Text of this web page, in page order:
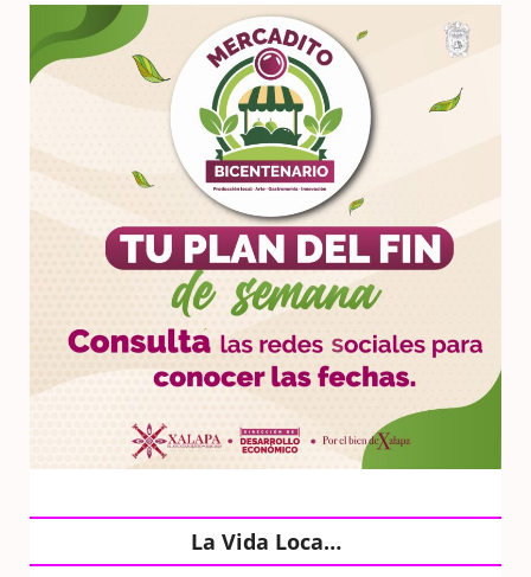
La Vida Loca…